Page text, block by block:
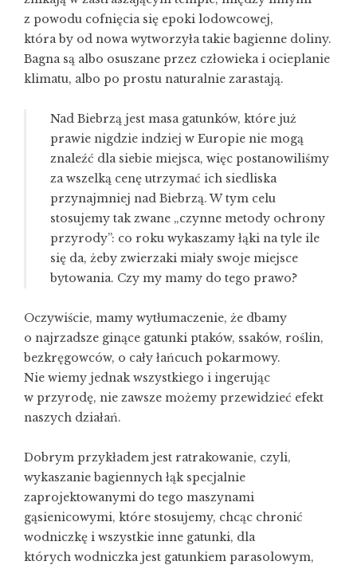
z powodu cofnięcia się epoki lodowcowej,
która by od nowa wytworzyła takie bagienne doliny.
Bagna są albo osuszane przez człowieka i ocieplanie
klimatu, albo po prostu naturalnie zarastają.
Nad Biebrzą jest masa gatunków, które już
prawie nigdzie indziej w Europie nie mogą
znaleźć dla siebie miejsca, więc postanowiliśmy
za wszelką cenę utrzymać ich siedliska
przynajmniej nad Biebrzą. W tym celu
stosujemy tak zwane „czynne metody ochrony
przyrody”: co roku wykaszamy łąki na tyle ile
się da, żeby zwierzaki miały swoje miejsce
bytowania. Czy my mamy do tego prawo?
Oczywiście, mamy wytłumaczenie, że dbamy
o najrzadsze ginące gatunki ptaków, ssaków, roślin,
bezkręgowców, o cały łańcuch pokarmowy.
Nie wiemy jednak wszystkiego i ingerując
w przyrodę, nie zawsze możemy przewidzieć efekt
naszych działań.
Dobrym przykładem jest ratrakowanie, czyli,
wykaszanie bagiennych łąk specjalnie
zaprojektowanymi do tego maszynami
gąsienicowymi, które stosujemy, chcąc chronić
wodniczkę i wszystkie inne gatunki, dla
których wodniczka jest gatunkiem parasolowym,